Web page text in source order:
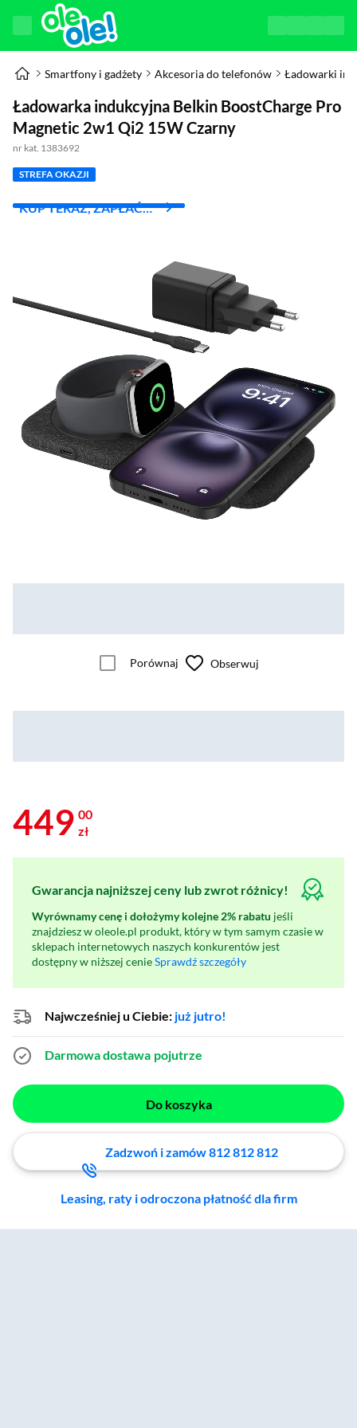
Smartfony i gadżety Akcesoria do telefonów Ładowarki
Ładowarka indukcyjna Belkin BoostCharge Pro
Magnetic 2w1 Qi2 15W Czarny
nr kat. 1383692
STREFA OKAZJI
KUP TERAZ, ZAPŁAĆ
Porównaj Obserwuj
449 00
zł
Gwarancja najniższej ceny lub zwrot różnicy!
Wyrównamy cenę i dołożymy kolejne 2% rabatu jeśli
znajdziesz w oleole.pl produkt, który w tym samym czasie w
sklepach internetowych naszych konkurentów jest
dostępny w niższej cenieSprawdź szczegóły
Najwcześniej u Ciebie: już jutro!
Darmowa dostawa pojutrze
Do koszyka
Zadzwoń i zamów 812 812 812
Leasing, raty i odroczona płatność dla firm